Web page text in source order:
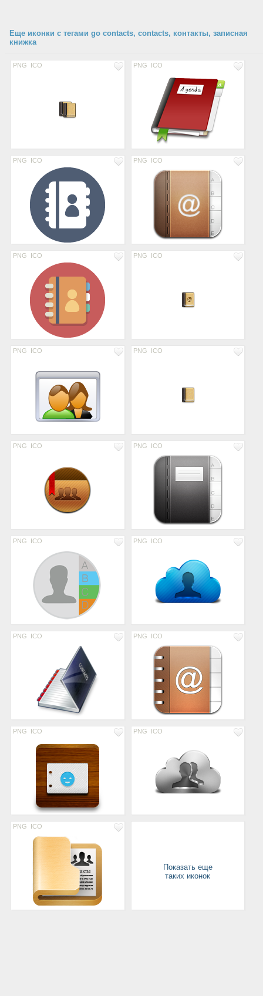
Еще иконки с тегами go contacts, contacts, контакты, записная
книжка
PNG ICO PNG ICO
PNG ICO PNG ICO
PNG ICO PNG ICO
PNG ICO PNG ICO
PNG ICO PNG ICO
PNG ICO PNG ICO
PNG ICO PNG ICO
PNG ICO PNG ICO
PNG ICO
Показать еще
таких иконок